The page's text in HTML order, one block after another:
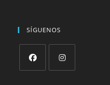
SÍGUENOS